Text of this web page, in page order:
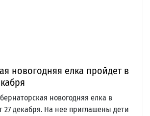
новогодняя елка пройдет в
новогодняя елка в
27 декабря. На нее приглашены дети